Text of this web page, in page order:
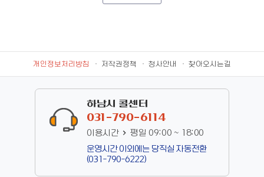
개인정보처리방침 저작권정책 청사안내 찾아오시는길
하남시 콜센터
031-790-6114
이용시간
평일 09:00 ~ 18:00
운영시간 이외에는 당직실 자동전환
(031-790-6222)